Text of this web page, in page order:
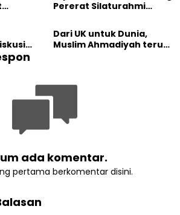
Pererat Silaturahmi
Masak Bersama
Dari UK untuk Dunia,
Muslim Ahmadiyah terus
ada komentar.
pertama berkomentar disini.